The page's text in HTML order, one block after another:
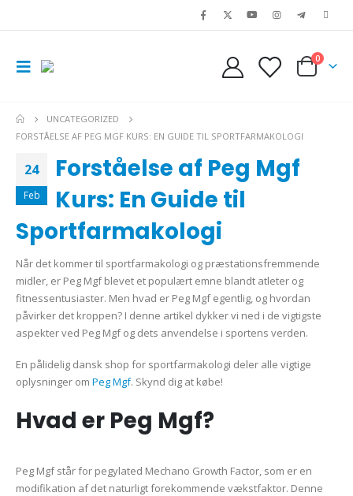
0
UNCATEGORIZED
FORSTÅELSE AF PEG MGF KURS: EN GUIDE TIL SPORTFARMAKOLOGI
24
Feb
Forståelse af Peg Mgf
Kurs: En Guide til
Sportfarmakologi
Når det kommer til sportfarmakologi og præstationsfremmende
midler, er Peg Mgf blevet et populært emne blandt atleter og
fitnessentusiaster. Men hvad er Peg Mgf egentlig, og hvordan
påvirker det kroppen? I denne artikel dykker vi ned i de vigtigste
aspekter ved Peg Mgf og dets anvendelse i sportens verden.
En pålidelig dansk shop for sportfarmakologi deler alle vigtige
oplysninger om Peg Mgf. Skynd dig at købe!
Hvad er Peg Mgf?
Peg Mgf står for pegylated Mechano Growth Factor, som er en
modifikation af det naturligt forekommende vækstfaktor. Denne